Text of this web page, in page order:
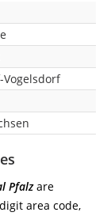
Pfalzare
area code,